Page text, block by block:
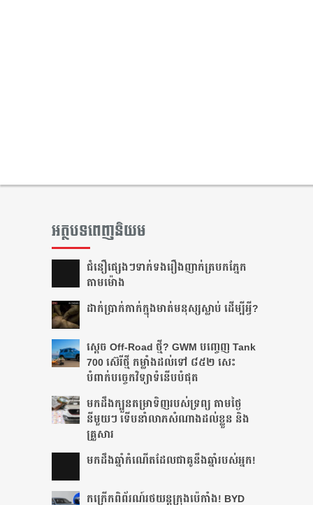
អត្ថបទពេញនិយម
ជំនឿ​ផ្សេងៗ​ទាក់ទង​រឿង​ញាក់​ត្របក​ភ្នែក​
តាម​ម៉ោង​
ដាក់​ប្រាក់​កាក់​ក្នុង​មាត់​មនុស្ស​ស្លាប់ ដើម្បី​អ្វី?
ស្តេច Off-Road ថ្មី? GWM បញ្ចេញ Tank
700 ស៊េរីថ្មី កម្លាំងដល់ទៅ ៨៥២ សេះ
បំពាក់បច្ចេកវិទ្យាទំនើបបំផុត
មកដឹងក្បួនតម្រាទិញរបស់ទ្រព្យ តាមថ្ងៃ
នីមួយៗ ទើបនាំលាភសំណាងដល់ខ្លួន និង
គ្រួសារ
មក​ដឹងឆ្នាំ​កំណើត​ដែល​ជា​គូ​នឹង​ឆ្នាំ​របស់​អ្នក!​
កក្រើកពិព័រណ៍រថយន្តក្រុងប៉េកាំង! BYD